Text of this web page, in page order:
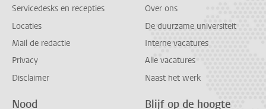
Servicedesks en recepties
Locaties
Mail de redactie
Privacy
Disclaimer
Over ons
De duurzame universiteit
Interne vacatures
Alle vacatures
Naast het werk
Nood Blijf op de hoogte